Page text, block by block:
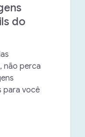
do
não perca
para você